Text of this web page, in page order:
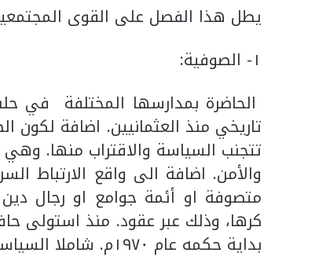
يطل هذا الفصل على القوى
١- الصوفية:
الحاضرة بمدارسها المختلفة في
تاريخي منذ العثمانيين. اضافة لكون
تتجنب السياسة والاقتراب منها.
والأمن. اضافة الى واقع الارتباط
متصوفة او أئمة جوامع او رجال
كرها، وذلك عبر عقود. منذ استولى
بداية حكمه عام ١٩٧٠م. شاملا السياسي والديني والثقافي والأهلي والمدني… الخ.